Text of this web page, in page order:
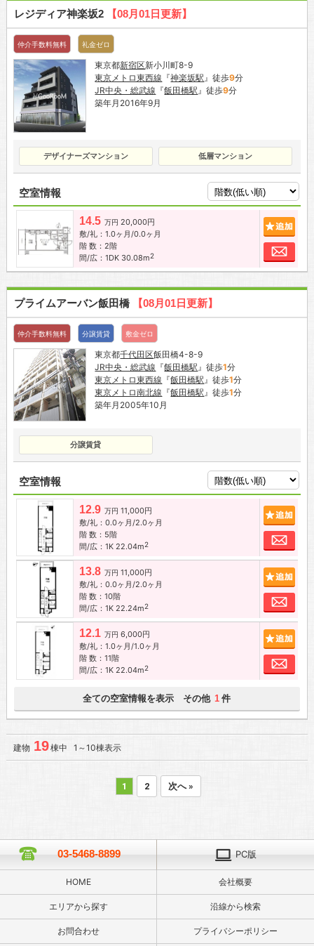
レジディア神楽坂2 【08月01日更新】
仲介手数料無料 礼金ゼロ
東京都新宿区新小川町8-9
東京メトロ東西線 『神楽坂駅 』徒歩9分
JR中央・総武線 『飯田橋駅 』徒歩9分
築年月2016年9月
デザイナーズマンション 低層マンション
空室情報
14.5 万円 20,000円
敷/礼：1.0ヶ月/0.0ヶ月
階 数：2階
間/広：1DK 30.08m2
お
プライムアーバン飯田橋 【08月01日更新】
仲介手数料無料 分譲賃貸 敷金ゼロ
東京都千代田区飯田橋4-8-9
JR中央・総武線 『飯田橋駅 』徒歩1分
東京メトロ東西線 『飯田橋駅 』徒歩1分
東京メトロ南北線 『飯田橋駅 』徒歩1分
築年月2005年10月
分譲賃貸
空室情報
12.9 万円 11,000円
敷/礼：0.0ヶ月/2.0ヶ月
階 数：5階
間/広：1K 22.04m2
お
13.8 万円 11,000円
敷/礼：0.0ヶ月/2.0ヶ月
階 数：10階
間/広：1K 22.24m2
お
12.1 万円 6,000円
敷/礼：1.0ヶ月/1.0ヶ月
階 数：11階
間/広：1K 22.04m2
お
全ての空室情報を表示 その他 1 件
建物 19棟中 1～10棟表示
1 2 次へ »
03-5468-8899 PC版
HOME 会社概要
エリアから探す 沿線から検索
お問合わせ プライバシーポリシー